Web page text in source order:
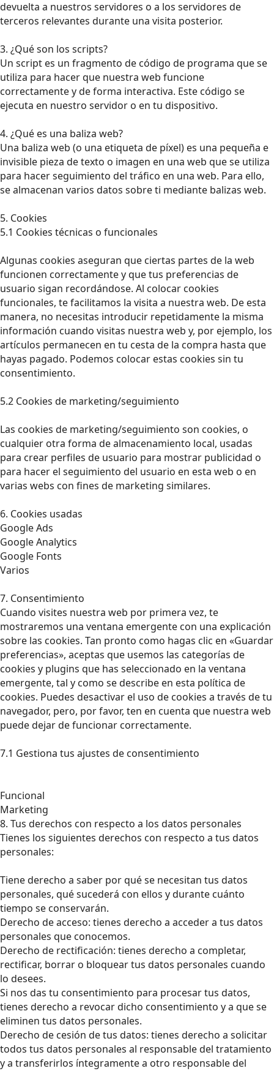
devuelta a nuestros servidores o a los servidores de
terceros relevantes durante una visita posterior.
3. ¿Qué son los scripts?
Un script es un fragmento de código de programa que se
utiliza para hacer que nuestra web funcione
correctamente y de forma interactiva. Este código se
ejecuta en nuestro servidor o en tu dispositivo.
4. ¿Qué es una baliza web?
Una baliza web (o una etiqueta de píxel) es una pequeña e
invisible pieza de texto o imagen en una web que se utiliza
para hacer seguimiento del tráfico en una web. Para ello,
se almacenan varios datos sobre ti mediante balizas web.
5. Cookies
5.1 Cookies técnicas o funcionales
Algunas cookies aseguran que ciertas partes de la web
funcionen correctamente y que tus preferencias de
usuario sigan recordándose. Al colocar cookies
funcionales, te facilitamos la visita a nuestra web. De esta
manera, no necesitas introducir repetidamente la misma
información cuando visitas nuestra web y, por ejemplo, los
artículos permanecen en tu cesta de la compra hasta que
hayas pagado. Podemos colocar estas cookies sin tu
consentimiento.
5.2 Cookies de marketing/seguimiento
Las cookies de marketing/seguimiento son cookies, o
cualquier otra forma de almacenamiento local, usadas
para crear perfiles de usuario para mostrar publicidad o
para hacer el seguimiento del usuario en esta web o en
varias webs con fines de marketing similares.
6. Cookies usadas
Google Ads
Google Analytics
Google Fonts
Varios
7. Consentimiento
Cuando visites nuestra web por primera vez, te
mostraremos una ventana emergente con una explicación
sobre las cookies. Tan pronto como hagas clic en «Guardar
preferencias», aceptas que usemos las categorías de
cookies y plugins que has seleccionado en la ventana
emergente, tal y como se describe en esta política de
cookies. Puedes desactivar el uso de cookies a través de tu
navegador, pero, por favor, ten en cuenta que nuestra web
puede dejar de funcionar correctamente.
7.1 Gestiona tus ajustes de consentimiento
Funcional
Marketing
8. Tus derechos con respecto a los datos personales
Tienes los siguientes derechos con respecto a tus datos
personales:
Tiene derecho a saber por qué se necesitan tus datos
personales, qué sucederá con ellos y durante cuánto
tiempo se conservarán.
Derecho de acceso: tienes derecho a acceder a tus datos
personales que conocemos.
Derecho de rectificación: tienes derecho a completar,
rectificar, borrar o bloquear tus datos personales cuando
lo desees.
Si nos das tu consentimiento para procesar tus datos,
tienes derecho a revocar dicho consentimiento y a que se
eliminen tus datos personales.
Derecho de cesión de tus datos: tienes derecho a solicitar
todos tus datos personales al responsable del tratamiento
y a transferirlos íntegramente a otro responsable del